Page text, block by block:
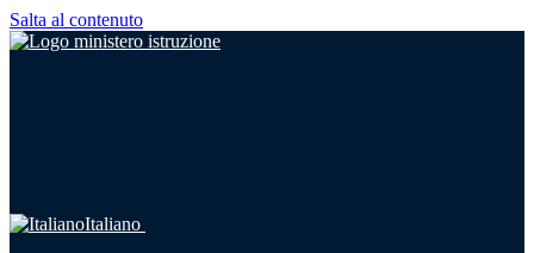
Salta al contenuto
Italiano